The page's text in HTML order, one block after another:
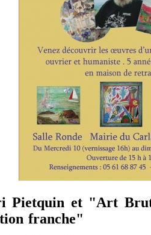
Pietquin et "Art Brut
franche"